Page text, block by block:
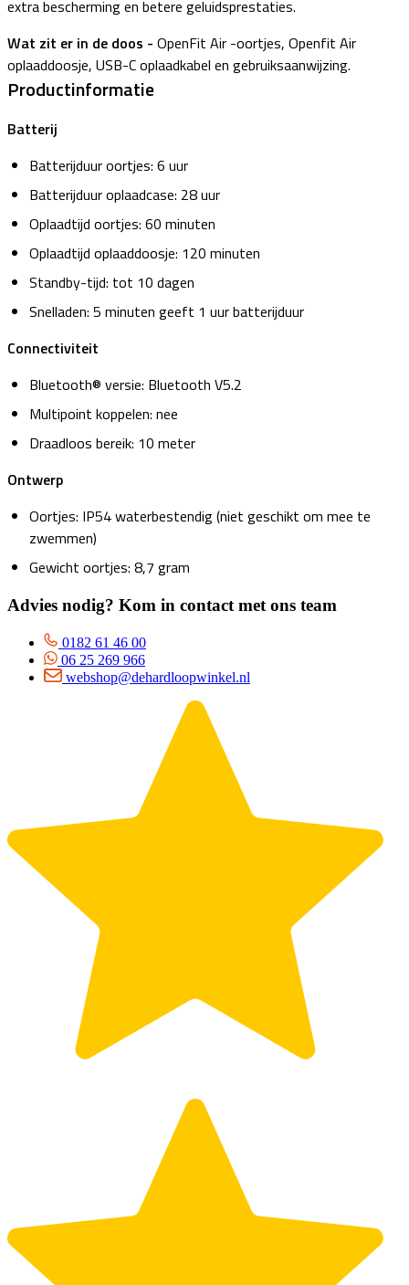
extra bescherming en betere geluidsprestaties.
Wat zit er in de doos - OpenFit Air -oortjes, Openfit Air
oplaaddoosje, USB-C oplaadkabel en gebruiksaanwijzing.
Productinformatie
Batterij
Batterijduur oortjes: 6 uur
Batterijduur oplaadcase: 28 uur
Oplaadtijd oortjes: 60 minuten
Oplaadtijd oplaaddoosje: 120 minuten
Standby-tijd: tot 10 dagen
Snelladen: 5 minuten geeft 1 uur batterijduur
Connectiviteit
Bluetooth® versie: Bluetooth V5.2
Multipoint koppelen: nee
Draadloos bereik: 10 meter
Ontwerp
Oortjes: IP54 waterbestendig (niet geschikt om mee te
zwemmen)
Gewicht oortjes: 8,7 gram
Advies nodig? Kom in contact met ons team
0182 61 46 00
06 25 269 966
webshop@dehardloopwinkel.nl